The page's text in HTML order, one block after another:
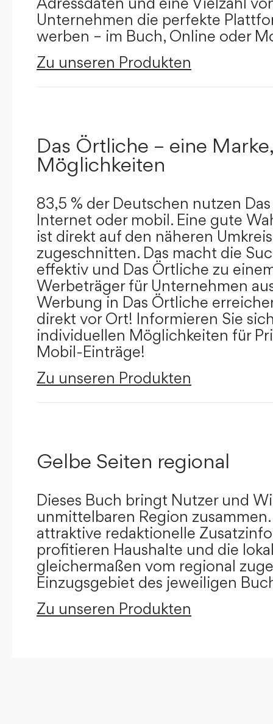
Unternehmen die perfekte
werben – im Buch, Online oder
Zu unseren Produkten
Das Örtliche – eine
Möglichkeiten
83,5 % der Deutschen nutzen
Internet oder mobil. Eine gute
ist direkt auf den näheren
zugeschnitten. Das macht die
effektiv und Das Örtliche zu
Werbeträger für Unternehmen
Werbung in Das Örtliche
direkt vor Ort! Informieren Sie
individuellen Möglichkeiten für
Mobil-Einträge!
Zu unseren Produkten
Gelbe Seiten regional
Dieses Buch bringt Nutzer und
unmittelbaren Region
attraktive redaktionelle
profitieren Haushalte und die
gleichermaßen vom regional
Einzugsgebiet des jeweiligen
Zu unseren Produkten